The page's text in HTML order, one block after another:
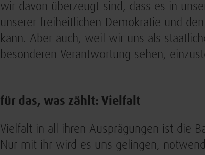
wir davon überzeugt sind, dass es in
unserer freiheitlichen Demokratie und
kann. Aber auch, weil wir uns als
besonderen Verantwortung sehen,
für das, was zählt: Vielfalt
Vielfalt in all ihren Ausprägungen ist die
Nur mit ihr wird es uns gelingen,